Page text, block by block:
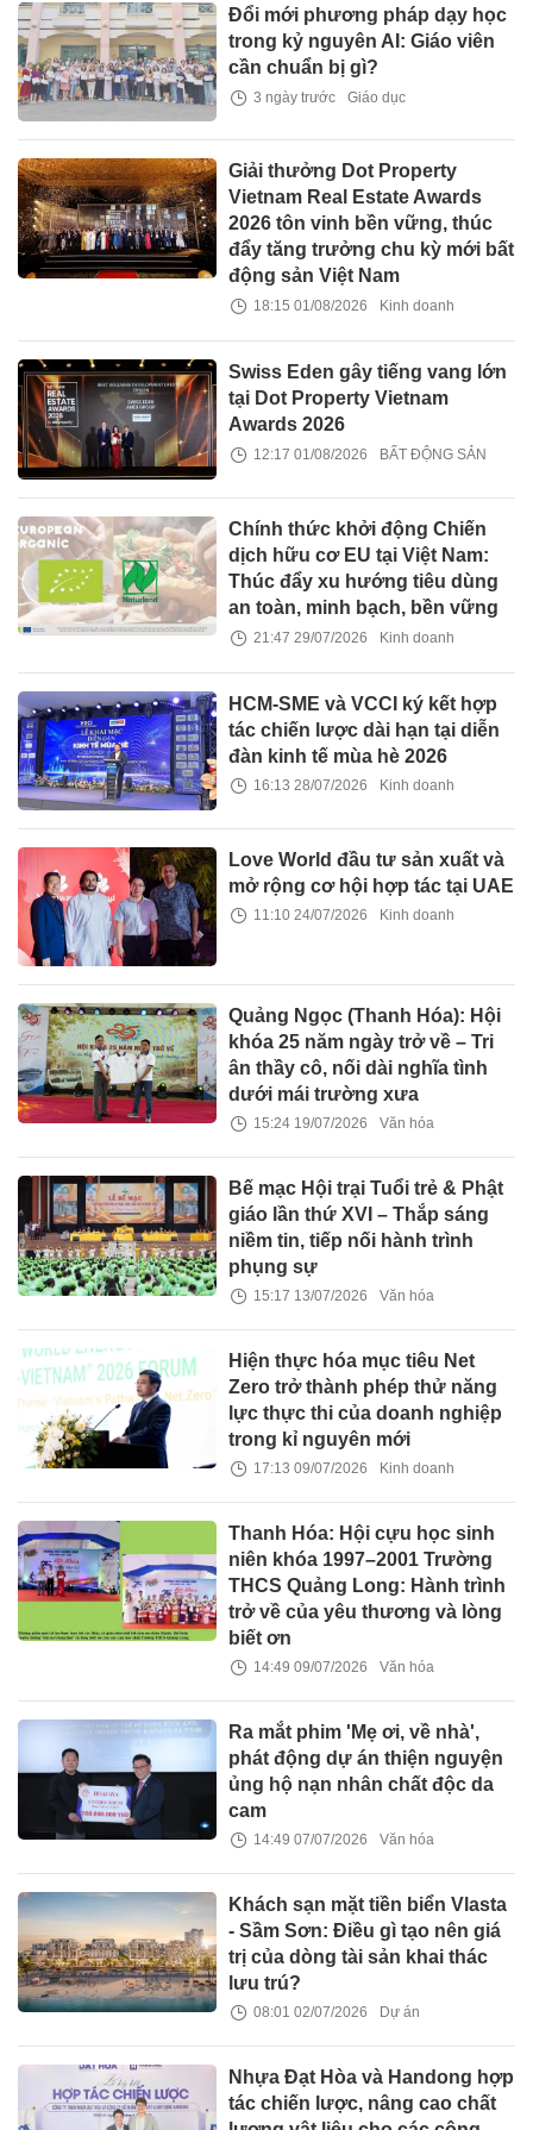
Đổi mới phương pháp dạy học
trong kỷ nguyên AI: Giáo viên
cần chuẩn bị gì?
3 ngày trước Giáo dục
Giải thưởng Dot Property
Vietnam Real Estate Awards
2026 tôn vinh bền vững, thúc
đẩy tăng trưởng chu kỳ mới bất
động sản Việt Nam
18:15 01/08/2026 Kinh doanh
Swiss Eden gây tiếng vang lớn
tại Dot Property Vietnam
Awards 2026
12:17 01/08/2026 BẤT ĐỘNG SẢN
Chính thức khởi động Chiến
dịch hữu cơ EU tại Việt Nam:
Thúc đẩy xu hướng tiêu dùng
an toàn, minh bạch, bền vững
21:47 29/07/2026 Kinh doanh
HCM-SME và VCCI ký kết hợp
tác chiến lược dài hạn tại diễn
đàn kinh tế mùa hè 2026
16:13 28/07/2026 Kinh doanh
Love World đầu tư sản xuất và
mở rộng cơ hội hợp tác tại UAE
11:10 24/07/2026 Kinh doanh
Quảng Ngọc (Thanh Hóa): Hội
khóa 25 năm ngày trở về – Tri
ân thầy cô, nối dài nghĩa tình
dưới mái trường xưa
15:24 19/07/2026 Văn hóa
Bế mạc Hội trại Tuổi trẻ & Phật
giáo lần thứ XVI – Thắp sáng
niềm tin, tiếp nối hành trình
phụng sự
15:17 13/07/2026 Văn hóa
Hiện thực hóa mục tiêu Net
Zero trở thành phép thử năng
lực thực thi của doanh nghiệp
trong kỉ nguyên mới
17:13 09/07/2026 Kinh doanh
Thanh Hóa: Hội cựu học sinh
niên khóa 1997–2001 Trường
THCS Quảng Long: Hành trình
trở về của yêu thương và lòng
biết ơn
14:49 09/07/2026 Văn hóa
Ra mắt phim 'Mẹ ơi, về nhà',
phát động dự án thiện nguyện
ủng hộ nạn nhân chất độc da
cam
14:49 07/07/2026 Văn hóa
Khách sạn mặt tiền biển Vlasta
- Sầm Sơn: Điều gì tạo nên giá
trị của dòng tài sản khai thác
lưu trú?
08:01 02/07/2026 Dự án
Nhựa Đạt Hòa và Handong hợp
tác chiến lược, nâng cao chất